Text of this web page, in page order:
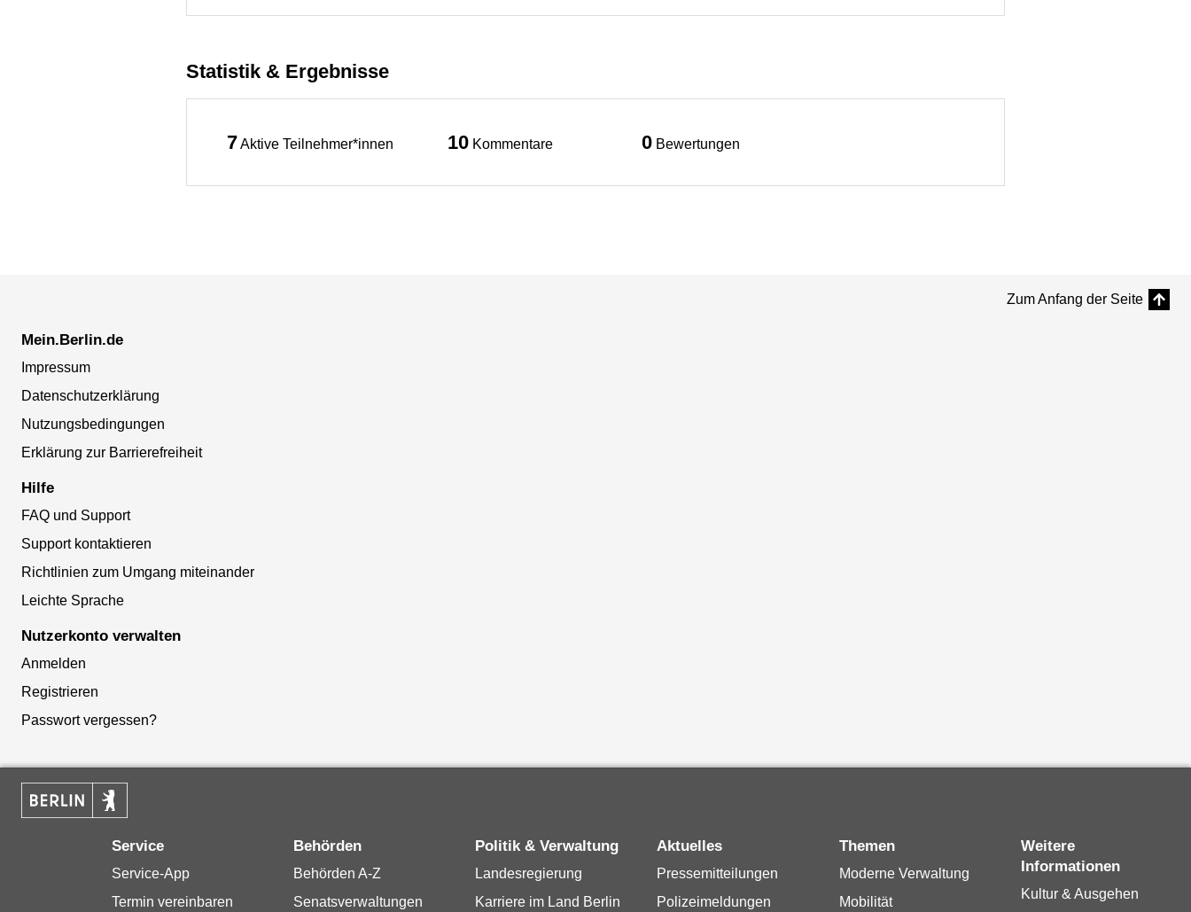
Statistik & Ergebnisse
7Aktive Teilnehmer*innen 10 Kommentare 0 Bewertungen
Zum Anfang der Seite
Mein.Berlin.de
Impressum
Datenschutzerklärung
Nutzungsbedingungen
Erklärung zur Barrierefreiheit
Hilfe
FAQ und Support
Support kontaktieren
Richtlinien zum Umgang miteinander
Leichte Sprache
Nutzerkonto verwalten
Anmelden
Registrieren
Passwort vergessen?
Service
Service-App
Termin vereinbaren
Behörden
Behörden A-Z
Senatsverwaltungen
Politik & Verwaltung
Landesregierung
Karriere im Land Berlin
Aktuelles
Pressemitteilungen
Polizeimeldungen
Themen
Moderne Verwaltung
Mobilität
Weitere
Informationen
Kultur & Ausgehen